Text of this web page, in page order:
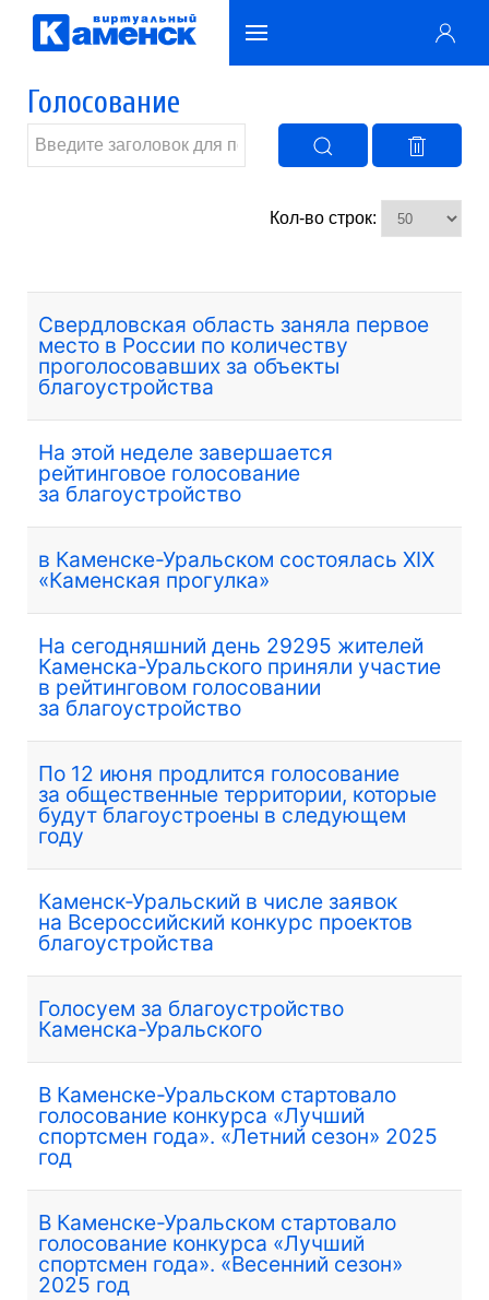
Голосование
Кол-во строк:
Свердловская область заняла первое
место в России по количеству
проголосовавших за объекты
благоустройства
На этой неделе завершается
рейтинговое голосование
за благоустройство
в Каменске-Уральском состоялась XIX
«Каменская прогулка»
На сегодняшний день 29295 жителей
Каменска-Уральского приняли участие
в рейтинговом голосовании
за благоустройство
По 12 июня продлится голосование
за общественные территории, которые
будут благоустроены в следующем
году
Каменск-Уральский в числе заявок
на Всероссийский конкурс проектов
благоустройства
Голосуем за благоустройство
Каменска-Уральского
В Каменске-Уральском стартовало
голосование конкурса «Лучший
спортсмен года». «Летний сезон» 2025
год
В Каменске-Уральском стартовало
голосование конкурса «Лучший
спортсмен года». «Весенний сезон»
2025 год